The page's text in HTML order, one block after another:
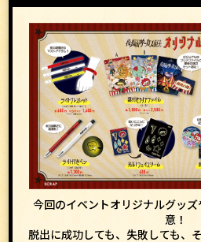
今回のイベントオリジナルグッ
意！
脱出に成功しても、失敗しても、